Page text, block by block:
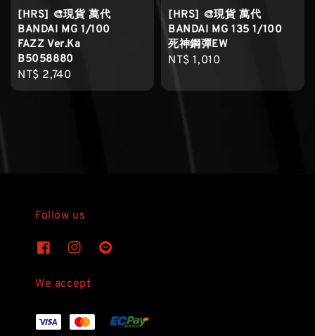
[HRS] 🎨現貨 萬代
BANDAI MG 1/100
FAZZ Ver.Ka
B5058880
Regular
price
NT$ 2,740
[HRS] 🎨現貨 萬代
BANDAI MG 135 1/100
死神鋼彈EW
Regular
NT$ 1,010
Follow us
We accept